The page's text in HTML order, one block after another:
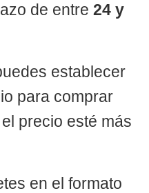
de entre 24 y
establecer
para comprar
precio esté más
en el formato